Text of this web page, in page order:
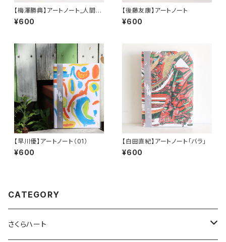
【梅澤勝典】アートノート_人間カ
マキリ(b)
¥600
【後藤友康】アートノート
¥600
【早川優】アートノート（01）
¥600
【白田直紀】アートノート「バラ」
¥600
CATEGORY
さくらハート